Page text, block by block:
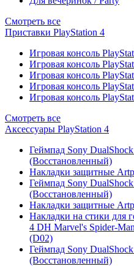
Смотреть все
Приставки PlayStation 4
Игровая консоль
Игровая консоль
Игровая консоль
Игровая консоль
Игровая консоль
Смотреть все
Аксессуары PlayStation 4
Геймпад Sony
(Восстановленный)
Накладки защитные
Геймпад Sony
(Восстановленный)
Накладки защитные
Накладки на стики для
4 DH Marvel's Spider-
(D02)
Геймпад Sony
(Восстановленный)